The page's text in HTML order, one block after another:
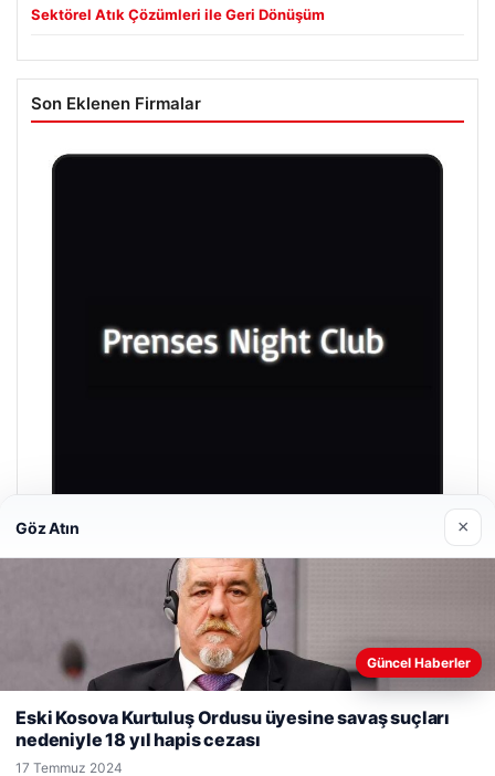
Sektörel Atık Çözümleri ile Geri Dönüşüm
Son Eklenen Firmalar
Prenses Night Club
Web sitemizi nasıl kullandığınızı daha iyi anlayabilmek,
kullanıyoruz.Çerez Politikamız
Reddet Kabul Et
Göz Atın ×
Güncel Haberler
Eski Kosova Kurtuluş Ordusu üyesine savaş suçları
nedeniyle 18 yıl hapis cezası
17 Temmuz 2024